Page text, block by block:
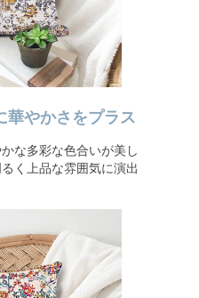
華やかさをプラス
な多彩な色合いが美し
く上品な雰囲気に演出